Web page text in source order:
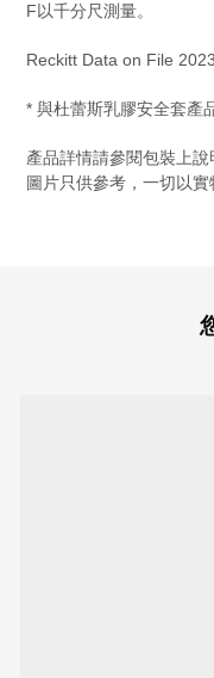
F以千分尺測量。
Reckitt Data on File
* 與杜蕾斯乳膠安全套產
產品詳情請參閱包裝上說
圖片只供參考，一切以實